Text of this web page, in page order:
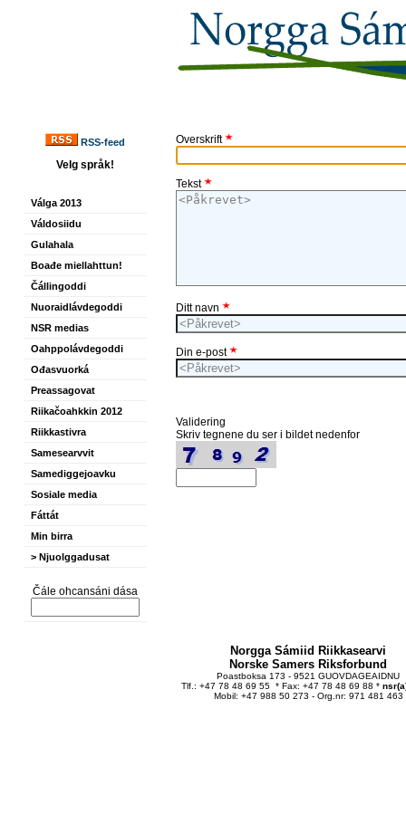
RSS-feed
Velg språk!
Válga 2013
Váldosiidu
Gulahala
Boađe miellahttun!
Čállingoddi
Nuoraidlávdegoddi
NSR medias
Oahppolávdegoddi
Ođasvuorká
Preassagovat
Riikačoahkkin 2012
Riikkastivra
Samesearvvit
Samediggejoavku
Sosiale media
Fáttát
Min birra
> Njuolggadusat
Čále ohcansáni dása
Overskrift
Tekst
Ditt navn
Din e-post
Validering
Skriv tegnene du ser i bildet nedenfor
Norgga Sámiid Riikkasearvi
Norske Samers Riksforbund
Poastboksa 173 - 9521 GUOVDAGEAIDNU
Tlf.: +47 78 48 69 55 * Fax: +47 78 48 69 88 *
Mobil: +47 988 50 273 - Org.nr: 971 481 463